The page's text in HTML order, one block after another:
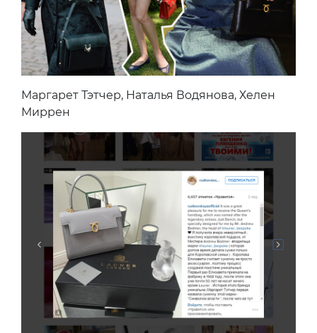
Маргарет Тэтчер, Наталья Водянова, Хелен
Миррен